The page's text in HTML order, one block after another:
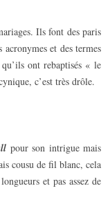
Ils font des paris
et des termes
ont rebaptisés « le
c’est très drôle.
pour son intrigue mais
cousu de fil blanc, cela
et pas assez de